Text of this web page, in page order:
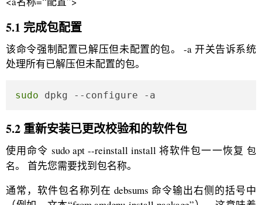
5.1 完成包配置
该命令强制配置已解压但未配置的包。 -a 开关告诉系统
处理所有已解压但未配置的包。
sudo dpkg --configure -a
5.2 重新安装已更改校验和的软件包
使用命令 sudo apt --reinstall install 将软件包一一恢复 包
名。 首先您需要找到包名称。
通常，软件包名称列在 debsums 命令输出右侧的括号中